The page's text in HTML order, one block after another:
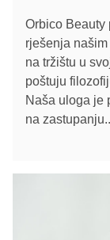
Orbico Beauty
rješenja
na tržištu u
poštuju
Naša uloga je
na